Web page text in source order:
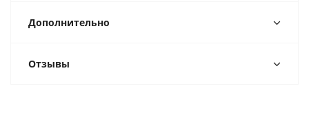
Дополнительно
Отзывы